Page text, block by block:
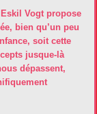
Vogt propose
bien qu’un peu
soit cette
jusque-là
dépassent,